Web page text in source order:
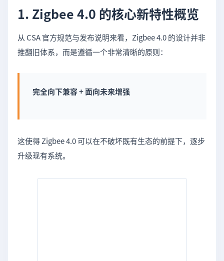
1. Zigbee 4.0 的核心新特性概览
从 CSA 官方规范与发布说明来看，Zigbee 4.0 的设计并非
推翻旧体系，而是遵循一个非常清晰的原则：
完全向下兼容 + 面向未来增强
这使得 Zigbee 4.0 可以在不破坏既有生态的前提下，逐步
升级现有系统。